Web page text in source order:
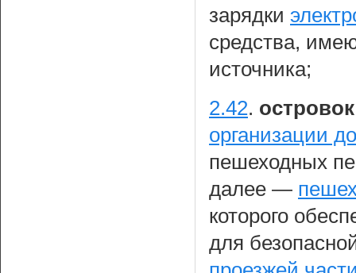
зарядки
средства,
источника;
2.42.
организации
пешеходных
далее —
которого
для